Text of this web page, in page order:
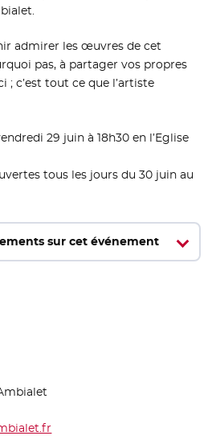
admirer les œuvres de cet
pas, à partager vos propres
; c’est tout ce que l’artiste
29 juin à 18h30 en l’Eglise
tous les jours du 30 juin au
sur cet événement